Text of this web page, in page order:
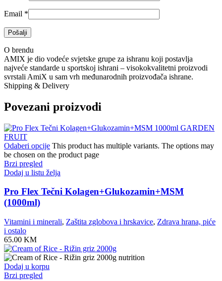
Email *
O brendu
AMIX je dio vodeće svjetske grupe za ishranu koji postavlja
najveće standarde u sportskoj ishrani – visokokvalitetni proizvodi
svrstali AmiX u sam vrh međunarodnih proizvođača ishrane.
Shipping & Delivery
Povezani proizvodi
Odaberi opcije This product has multiple variants. The options may
be chosen on the product page
Brzi pregled
Dodaj u listu želja
Pro Flex Tečni Kolagen+Glukozamin+MSM
(1000ml)
Vitamini i minerali, Zaštita zglobova i hrskavice, Zdrava hrana, piće
i ostalo
65.00 KM
Dodaj u korpu
Brzi pregled